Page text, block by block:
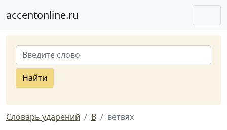
accentonline.ru
Найти
Словарь ударений В ветвях